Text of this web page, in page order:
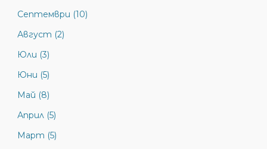
Септември (10)
Август (2)
Юли (3)
Юни (5)
Май (8)
Април (5)
Март (5)